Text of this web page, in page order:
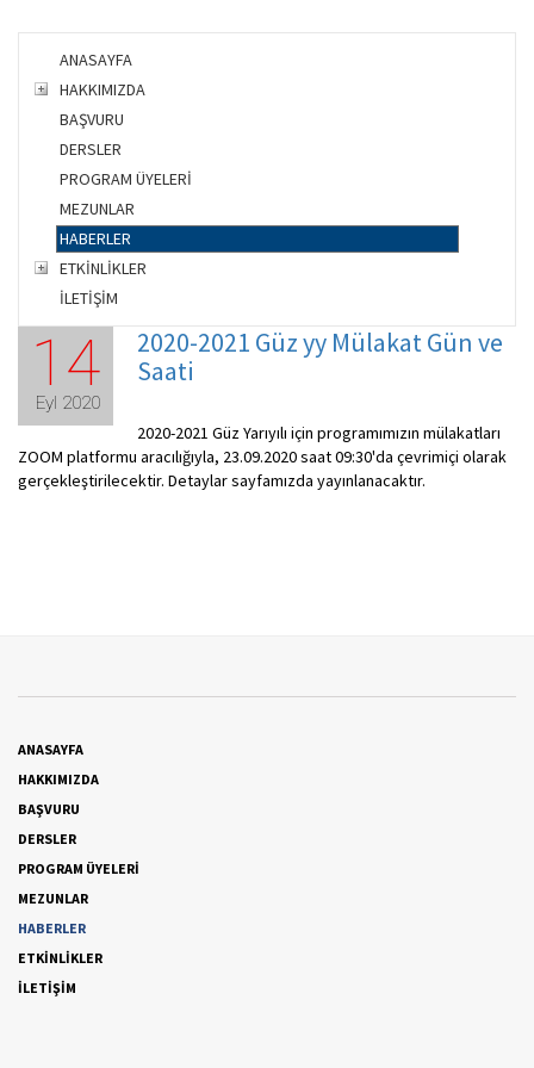
ANASAYFA
HAKKIMIZDA
BAŞVURU
DERSLER
PROGRAM ÜYELERİ
MEZUNLAR
HABERLER
ETKİNLİKLER
İLETİŞİM
14
Eyl 2020
2020-2021 Güz yy Mülakat Gün ve
Saati
2020-2021 Güz Yarıyılı için programımızın mülakatları
ZOOM platformu aracılığıyla, 23.09.2020 saat 09:30'da çevrimiçi olarak
gerçekleştirilecektir. Detaylar sayfamızda yayınlanacaktır.
ANASAYFA
HAKKIMIZDA
BAŞVURU
DERSLER
PROGRAM ÜYELERİ
MEZUNLAR
HABERLER
ETKİNLİKLER
İLETİŞİM